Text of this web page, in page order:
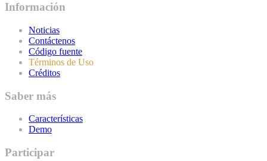
Información
Noticias
Contáctenos
Código fuente
Términos de Uso
Créditos
Saber más
Características
Demo
Participar